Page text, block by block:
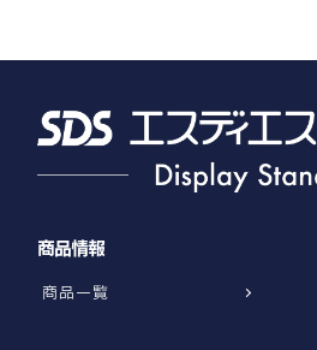
商品情報
商品一覧